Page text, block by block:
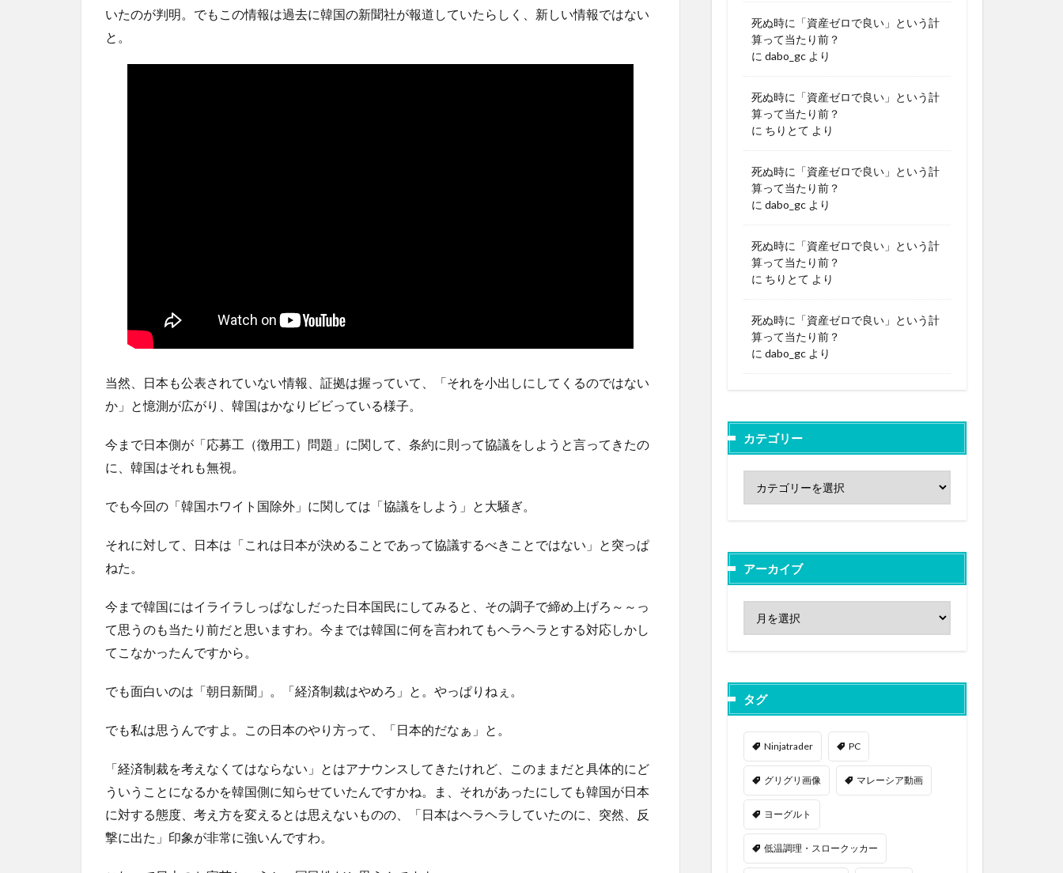
いたのが判明。でもこの情報は過去に韓国の新聞社が報道していたらしく、新しい情報ではない
と。
当然、日本も公表されていない情報、証拠は握っていて、「それを小出しにしてくるのではない
か」と憶測が広がり、韓国はかなりビビっている様子。
今まで日本側が「応募工（徴用工）問題」に関して、条約に則って協議をしようと言ってきたの
に、韓国はそれも無視。
でも今回の「韓国ホワイト国除外」に関しては「協議をしよう」と大騒ぎ。
それに対して、日本は「これは日本が決めることであって協議するべきことではない」と突っぱ
ねた。
今まで韓国にはイライラしっぱなしだった日本国民にしてみると、その調子で締め上げろ～～っ
て思うのも当たり前だと思いますわ。今までは韓国に何を言われてもヘラヘラとする対応しかし
てこなかったんですから。
でも面白いのは「朝日新聞」。「経済制裁はやめろ」と。やっぱりねぇ。
でも私は思うんですよ。この日本のやり方って、「日本的だなぁ」と。
「経済制裁を考えなくてはならない」とはアナウンスしてきたけれど、このままだと具体的にど
ういうことになるかを韓国側に知らせていたんですかね。ま、それがあったにしても韓国が日本
に対する態度、考え方を変えるとは思えないものの、「日本はヘラヘラしていたのに、突然、反
撃に出た」印象が非常に強いんですわ。
死ぬ時に「資産ゼロで良い」という計
算って当たり前？
に dabo_gc より
死ぬ時に「資産ゼロで良い」という計
算って当たり前？
に ちりとて より
死ぬ時に「資産ゼロで良い」という計
算って当たり前？
に dabo_gc より
死ぬ時に「資産ゼロで良い」という計
算って当たり前？
に ちりとて より
死ぬ時に「資産ゼロで良い」という計
算って当たり前？
に dabo_gc より
カテゴリー
アーカイブ
タグ
Ninjatrader PC
グリグリ画像 マレーシア動画
ヨーグルト
低温調理・スロークッカー